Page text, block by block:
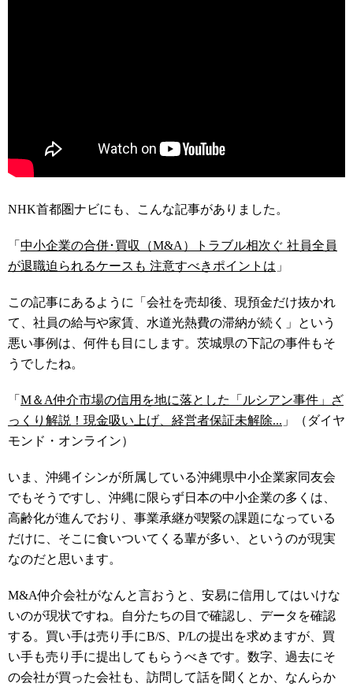
NHK首都圏ナビにも、こんな記事がありました。
「 中小企業の合併･買収（M&A）トラブル相次ぐ 社員全員
が退職迫られるケースも 注意すべきポイントは 」
この記事にあるように「会社を売却後、現預金だけ抜かれ
て、社員の給与や家賃、水道光熱費の滞納が続く」という
悪い事例は、何件も目にします。茨城県の下記の事件もそ
うでしたね。
「 M＆A仲介市場の信用を地に落とした「ルシアン事件」ざ
っくり解説！現金吸い上げ、経営者保証未解除... 」（ダイヤ
モンド・オンライン）
いま、沖縄イシンが所属している沖縄県中小企業家同友会
でもそうですし、沖縄に限らず日本の中小企業の多くは、
高齢化が進んでおり、事業承継が喫緊の課題になっている
だけに、そこに食いついてくる輩が多い、というのが現実
なのだと思います。
M&A仲介会社がなんと言おうと、安易に信用してはいけな
いのが現状ですね。自分たちの目で確認し、データを確認
する。買い手は売り手にB/S、P/Lの提出を求めますが、買
い手も売り手に提出してもらうべきです。数字、過去にそ
の会社が買った会社も、訪問して話を聞くとか、なんらか